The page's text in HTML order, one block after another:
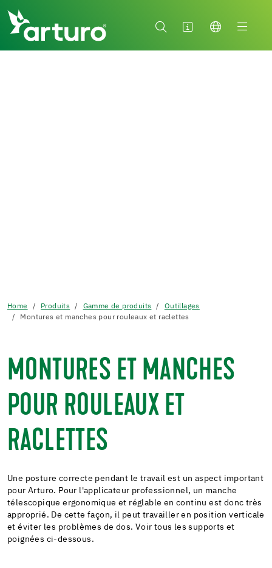
Home Produits Gamme de produits
Outillages
Montures et manches pour rouleaux et raclettes
MONTURES ET MANCHES
POUR ROULEAUX ET
RACLETTES
Une posture correcte pendant le travail est un aspect important
pour Arturo. Pour l'applicateur professionnel, un manche
télescopique ergonomique et réglable en continu est donc très
approprié. De cette façon, il peut travailler en position verticale
et éviter les problèmes de dos. Voir tous les supports et
poignées ci-dessous.